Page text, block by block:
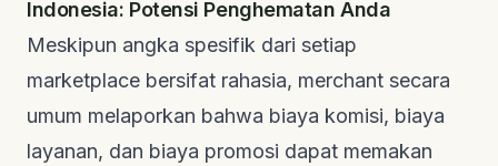
Indonesia: Potensi Penghematan Anda
Meskipun angka spesifik dari setiap
marketplace bersifat rahasia, merchant secara
umum melaporkan bahwa biaya komisi, biaya
layanan, dan biaya promosi dapat memakan